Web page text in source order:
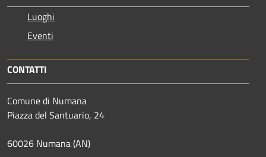
Luoghi
Eventi
CONTATTI
Comune di Numana
Piazza del Santuario, 24
60026 Numana (AN)